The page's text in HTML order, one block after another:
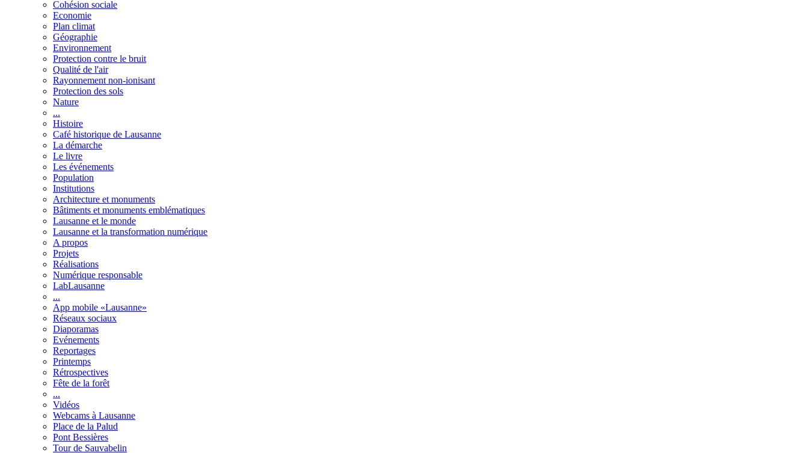
Cohésion sociale
Economie
Plan climat
Géographie
Environnement
Protection contre le bruit
Qualité de l'air
Rayonnement non-ionisant
Protection des sols
Nature
...
Histoire
Café historique de Lausanne
La démarche
Le livre
Les événements
Population
Institutions
Architecture et monuments
Bâtiments et monuments emblématiques
Lausanne et le monde
Lausanne et la transformation numérique
A propos
Projets
Réalisations
Numérique responsable
LabLausanne
...
App mobile «Lausanne»
Réseaux sociaux
Diaporamas
Evénements
Reportages
Printemps
Rétrospectives
Fête de la forêt
...
Vidéos
Webcams à Lausanne
Place de la Palud
Pont Bessières
Tour de Sauvabelin